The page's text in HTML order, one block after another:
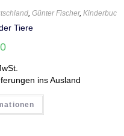
,Günter Fischer,Kinderbuch
Tiere
ins Ausland